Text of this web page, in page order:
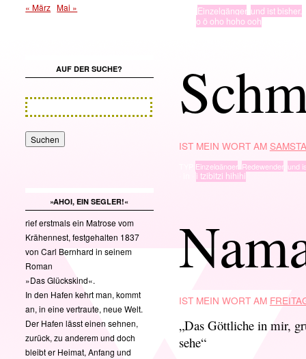
Einzelgänger, und ist bisher.
o ö oho hoho ooh
IST MEIN WORT AM
Einzelgänger, Redewender, und
i tzibitzi hihihi
IST MEIN WORT AM
„Das Göttliche in mir,
sehe“
« März Mai »
AUF DER SUCHE?
»AHOI, EIN SEGLER!«
rief erstmals ein Matrose vom
Krähennest, festgehalten 1837
von Carl Bernhard in seinem
Roman
»Das Glückskind«.
In den Hafen kehrt man, kommt
an, in eine vertraute, neue Welt.
Der Hafen lässt einen sehnen,
zurück, zu anderem und doch
bleibt er Heimat, Anfang und